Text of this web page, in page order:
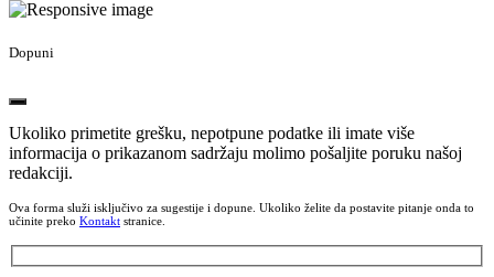
Dopuni
Ukoliko primetite grešku, nepotpune podatke ili imate više
informacija o prikazanom sadržaju molimo pošaljite poruku našoj
redakciji.
Ova forma služi isključivo za sugestije i dopune. Ukoliko želite da postavite pitanje onda to
učinite preko Kontakt stranice.